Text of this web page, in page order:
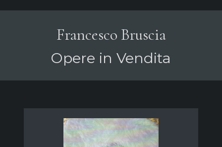
Francesco Bruscia
Opere in Vendita